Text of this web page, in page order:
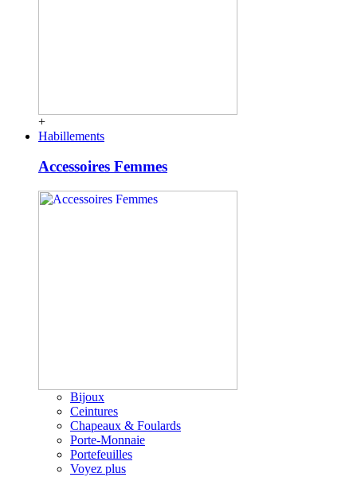
+
Habillements
Accessoires Femmes
Bijoux
Ceintures
Chapeaux & Foulards
Porte-Monnaie
Portefeuilles
Voyez plus